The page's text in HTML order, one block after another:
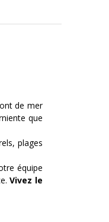
de mer
que
plages
équipe
Vivez le